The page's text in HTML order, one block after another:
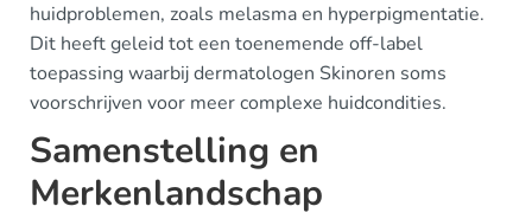
huidproblemen, zoals melasma en hyperpigmentatie.
Dit heeft geleid tot een toenemende off-label
toepassing waarbij dermatologen Skinoren soms
voorschrijven voor meer complexe huidcondities.
Samenstelling en
Merkenlandschap